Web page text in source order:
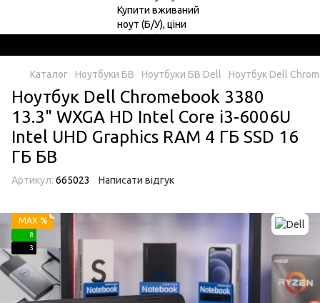
Каталог Ноутбуки БВ Ноутбуки БВ Dell Ноутбук Dell
Ноутбук Dell Chromebook 3380
13.3" WXGA HD Intel Core i3-6006U
Intel UHD Graphics RAM 4 ГБ SSD 16
ГБ БВ
Артикул: 665023 Написати відгук
MAX %
8
3